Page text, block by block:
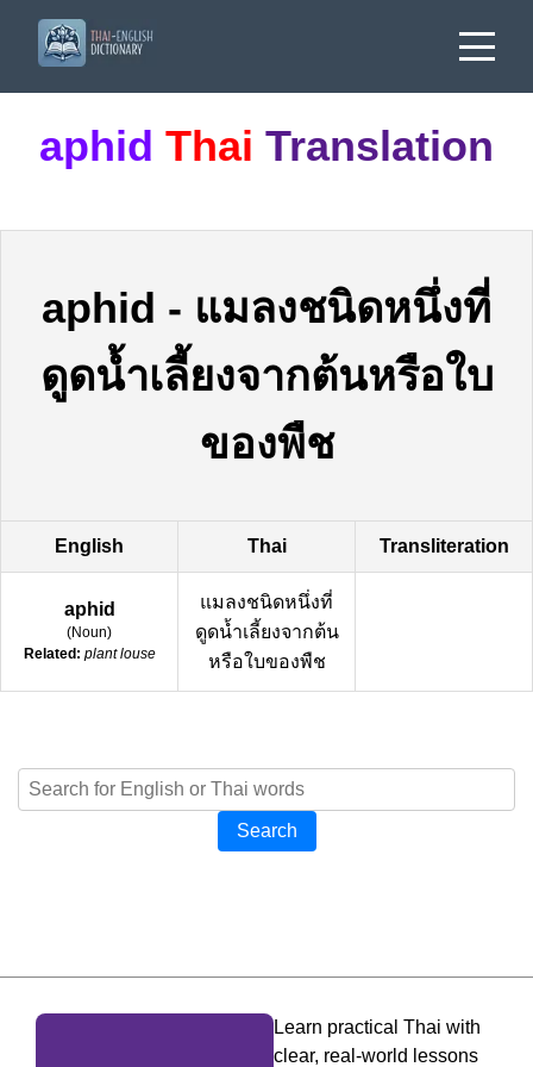
aphid Thai Translation
aphid - แมลงชนิดหนึ่งที่
ดูดน้ำเลี้ยงจากต้นหรือใบ
ของพืช
English Thai Transliteration
aphid
(Noun)
Related: plant louse
แมลงชนิดหนึ่งที่
ดูดน้ำเลี้ยงจากต้น
หรือใบของพืช
Search
Learn practical Thai with
clear, real-world lessons